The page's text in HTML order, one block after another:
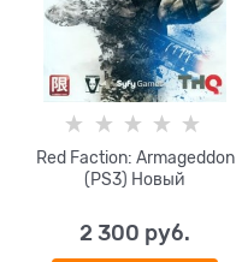
Red Faction: Armageddon
(PS3) Новый
2 300 руб.